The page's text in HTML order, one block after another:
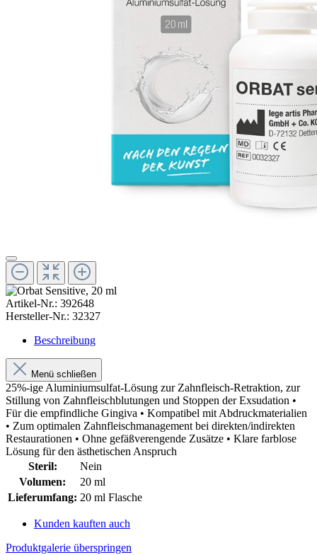
Artikel-Nr.: 392648
Hersteller-Nr.: 32327
Beschreibung
Menü schließen
25%-ige Aluminiumsulfat-Lösung zur Zahnfleisch-Retraktion, zur
Stillung von Zahnfleischblutungen und Stoppen der Exsudation •
Für die empfindliche Gingiva • Kompatibel mit Abdruckmaterialien
• Zum optimalen Zahnfleischmanagement bei direkten/indirekten
Restaurationen • Ohne gefäßverengende Zusätze • Klare farblose
Lösung für den ästhetischen Anspruch
Steril:
Nein
Volumen:
20 ml
Lieferumfang: 20 ml Flasche
Kunden kauften auch
Produktgalerie überspringen